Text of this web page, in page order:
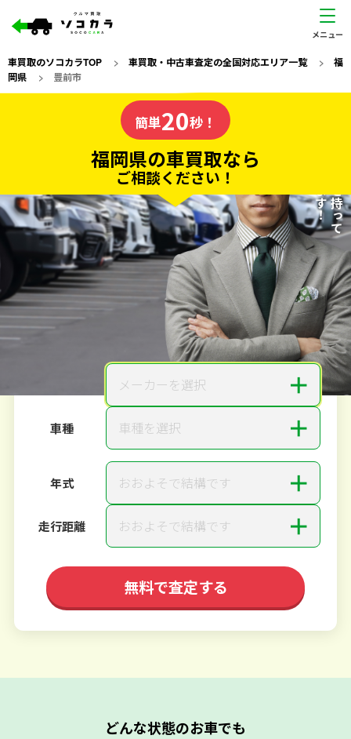
車買取のソコカラTOP > 車買取・中古車査定の全国対応エリア一覧> 福
岡県 > 豊前市
の車買取なら
ソコカラの
電話か出張か、高い方の査定を提案。
だから高価買取!
私たちが責任を持って
査定いたします！
簡単20秒！
福岡県の車買取なら
ご相談ください！
20秒で入力完了！
無料で カンタンWeb査定
ご依頼いただいたお車を丁寧に査定いたします
メーカーを選択 ＋
車種 車種を選択 ＋
年式 おおよそで結構です ＋
走行距離 おおよそで結構です ＋
無料で査定する
どんな状態のお車でも